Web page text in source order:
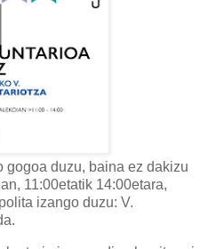
gogoa duzu, baina ez dakizu
, 11:00etatik 14:00etara,
izango duzu: V.